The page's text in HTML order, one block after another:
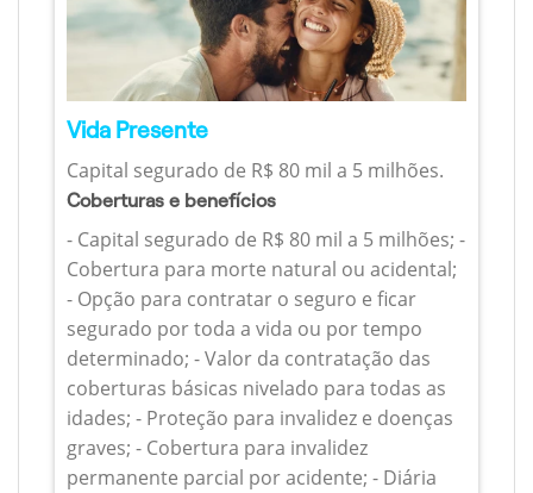
Vida Presente
Capital segurado de R$ 80 mil a 5 milhões.
Coberturas e benefícios
- Capital segurado de R$ 80 mil a 5 milhões; -
Cobertura para morte natural ou acidental;
- Opção para contratar o seguro e ficar
segurado por toda a vida ou por tempo
determinado; - Valor da contratação das
coberturas básicas nivelado para todas as
idades; - Proteção para invalidez e doenças
graves; - Cobertura para invalidez
permanente parcial por acidente; - Diária